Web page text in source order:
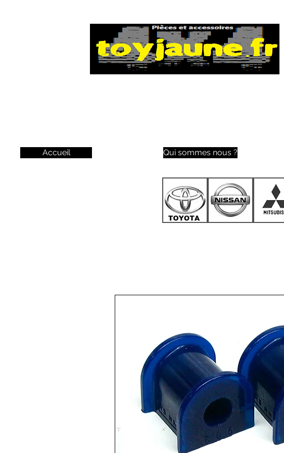
Accueil Qui sommes nous ?